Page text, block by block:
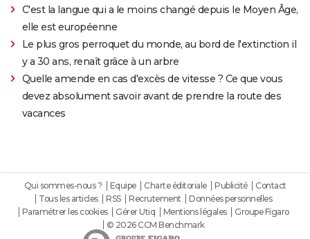
C'est la langue qui a le moins changé depuis le Moyen Âge,
elle est européenne
Le plus gros perroquet du monde, au bord de l'extinction il
y a 30 ans, renaît grâce à un arbre
Quelle amende en cas d'excès de vitesse ? Ce que vous
devez absolument savoir avant de prendre la route des
vacances
Qui sommes-nous ? Equipe Charte éditoriale Publicité
Contact
Tous les articles
RSS Recrutement
Données personnelles
Paramétrer les cookies
Gérer Utiq Mentions légales
Groupe Figaro
© 2026 CCM Benchmark